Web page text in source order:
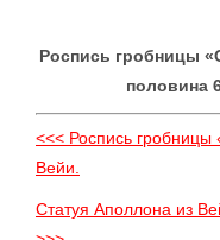
Роспись гробницы
половина
<<< Роспись
Вейи.
Статуя Аполлона из